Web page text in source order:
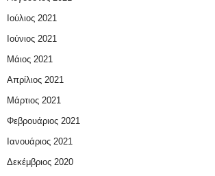
Ιούλιος 2021
Ιούνιος 2021
Μάιος 2021
Απρίλιος 2021
Μάρτιος 2021
Φεβρουάριος 2021
Ιανουάριος 2021
Δεκέμβριος 2020